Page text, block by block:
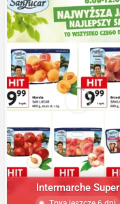
Intermarche Super